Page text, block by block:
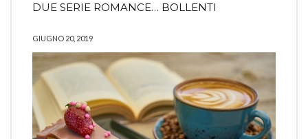
DUE SERIE ROMANCE… BOLLENTI
GIUGNO 20, 2019